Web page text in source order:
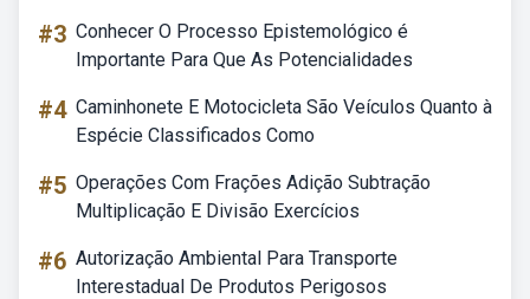
#3 Conhecer O Processo Epistemológico é
Importante Para Que As Potencialidades
#4 Caminhonete E Motocicleta São Veículos Quanto à
Espécie Classificados Como
#5 Operações Com Frações Adição Subtração
Multiplicação E Divisão Exercícios
#6 Autorização Ambiental Para Transporte
Interestadual De Produtos Perigosos